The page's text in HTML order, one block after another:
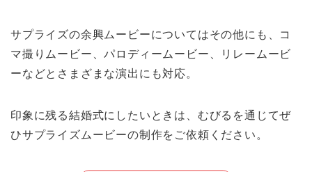
サプライズの余興ムービーについてはその他にも、コ
マ撮りムービー、パロディームービー、リレームービ
ーなどとさまざまな演出にも対応。
印象に残る結婚式にしたいときは、むびるを通じてぜ
ひサプライズムービーの制作をご依頼ください。